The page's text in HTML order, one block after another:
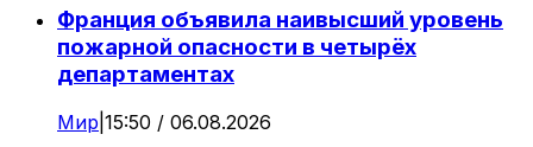
Франция объявила наивысший уровень
пожарной опасности в четырёх
департаментах
Мир 15:50 / 06.08.2026